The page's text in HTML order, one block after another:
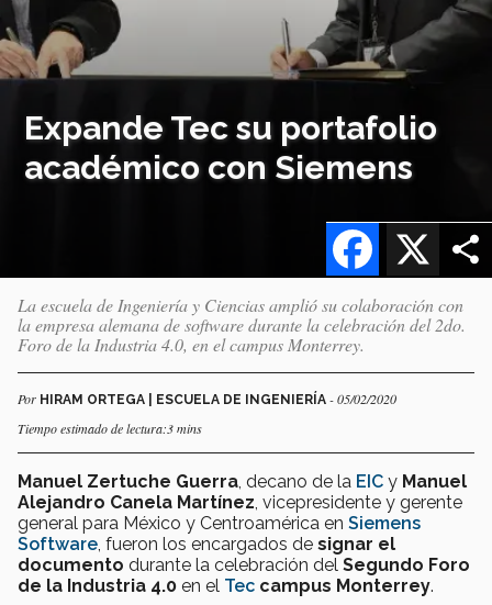
Expande Tec su portafolio
académico con Siemens
X
Facebook
La escuela de Ingeniería y Ciencias amplió su colaboración con
la empresa alemana de software durante la celebración del 2do.
Foro de la Industria 4.0, en el campus Monterrey.
Por HIRAM ORTEGA | ESCUELA DE INGENIERÍA - 05/02/2020
Tiempo estimado de lectura:3 mins
Manuel Zertuche Guerra , decano de la EIC y Manuel
Alejandro Canela Martínez , vicepresidente y gerente
general para México y Centroamérica en Siemens
Software , fueron los encargados de signar el
documento durante la celebración del Segundo Foro
de la Industria 4.0 en el Tec campus Monterrey.